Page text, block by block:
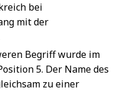
bei
mit der
Begriff wurde im
5. Der Name des
zu einer